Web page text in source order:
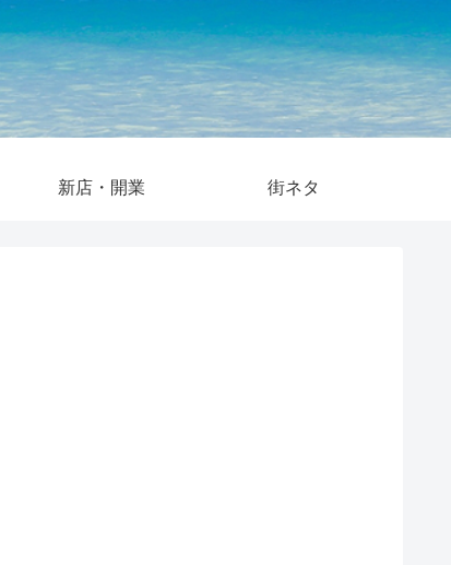
新店・開業 街ネタ